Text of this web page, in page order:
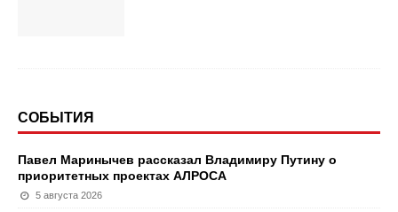
СОБЫТИЯ
Павел Маринычев рассказал Владимиру Путину о
приоритетных проектах АЛРОСА
5 августа 2026